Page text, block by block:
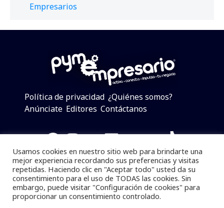
Empresarios
Política de privacidad ¿Quiénes somos?
Anúnciate Editores Contáctanos
Facebook
Instagram
Twitter
LinkedIn
Telegram
YouTube
TikTok
Pymempresario © 2025 Todos los derechos reservados.
Se prohibe el uso de la información total o parcial sin
Usamos cookies en nuestro sitio web para brindarte una
mejor experiencia recordando sus preferencias y visitas
repetidas. Haciendo clic en "Aceptar todo" usted da su
consentimiento para el uso de TODAS las cookies. Sin
embargo, puede visitar "Configuración de cookies" para
proporcionar un consentimiento controlado.